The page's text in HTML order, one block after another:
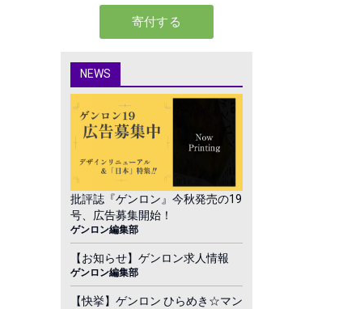
NEWS
批評誌『ゲンロン』今秋発売の19
号、広告募集開始！
ゲンロン編集部
【お知らせ】ゲンロン求人情報
ゲンロン編集部
【快挙】ゲンロン ひらめき☆マン